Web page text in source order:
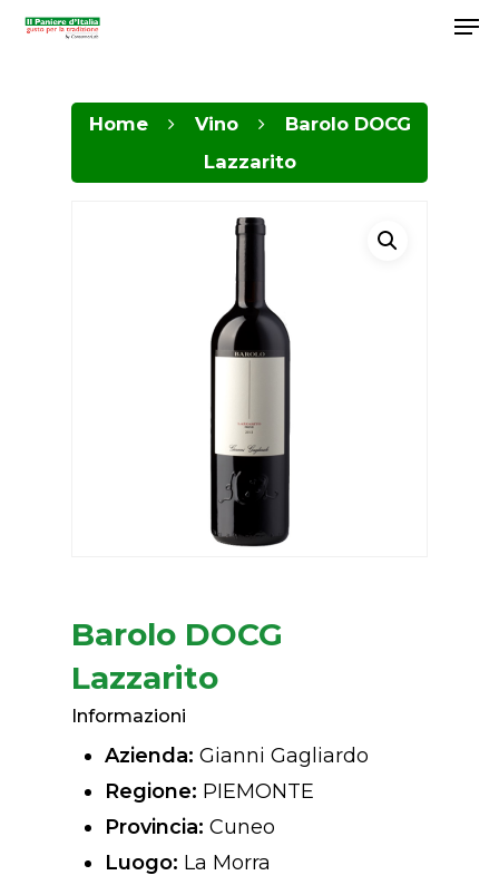
Home Vino
Barolo DOCG
Lazzarito
Barolo DOCG
Lazzarito
Informazioni
Azienda: Gianni Gagliardo
Regione: PIEMONTE
Provincia: Cuneo
Luogo: La Morra